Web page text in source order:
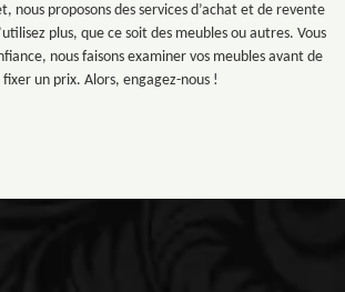
nous proposons des services d’achat et de revente
plus, que ce soit des meubles ou autres. Vous
nous faisons examiner vos meubles avant de
fixer un prix. Alors, engagez-nous !